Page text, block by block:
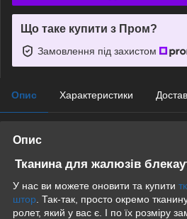
Що таке купити з Пром?
Замовлення під захистом
Опис Характеристики
Опис
Тканина для жалюзів
У нас ви можете оновити та купити
штор . Так-так, просто окремо
ролет, який у вас є. І по їх розміру